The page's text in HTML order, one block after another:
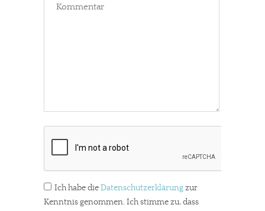
Ich habe dieDatenschutzerklärungzur
Kenntnis genommen. Ich stimme zu, dass